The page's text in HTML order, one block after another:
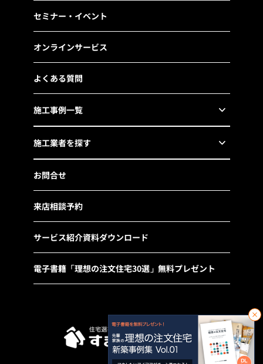
セミナー・イベント
オンラインサービス
よくある質問
施工事例一覧
施工業者を探す
お問合せ
来店相談予約
サービス紹介資料ダウンロード
電子書籍「理想の注文住宅30選」無料プレゼント